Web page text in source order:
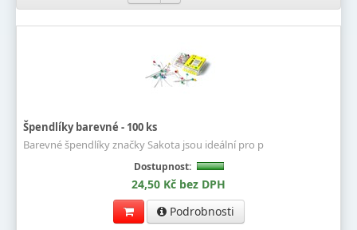
Špendlíky barevné - 100 ks
Barevné špendlíky značky Sakota jsou ideální pro p
Dostupnost:
24,50 Kč bez DPH
Podrobnosti